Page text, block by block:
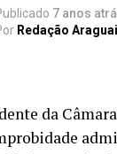
7 anos
Redação
da